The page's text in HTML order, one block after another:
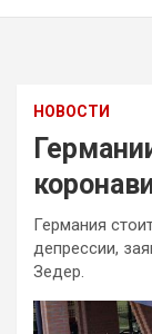
НОВОСТИ
Германия
депрессии,
Зедер.